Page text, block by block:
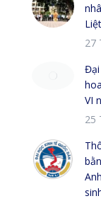
27
Đại
VI
25